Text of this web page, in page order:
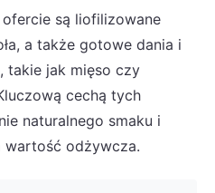
są liofilizowane
a także gotowe dania i
takie jak mięso czy
cechą tych
naturalnego smaku i
wartość odżywcza.